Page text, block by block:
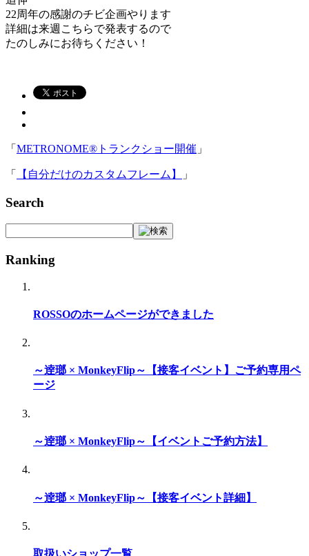
22周年の感謝のチビ企画やります
詳細は来週こちらで発表するので
たのしみにお待ちください！
「 METRONOME®トランクショー開催 」
「 【自分だけのカスタムフレーム】 」
Search
Ranking
ROSSOのホームページができました
～逹瑯 × MonkeyFlip～【接客イベント】ご予約専用ペ
ージ
～逹瑯 × MonkeyFlip～【イベントご予約方法】
～逹瑯 × MonkeyFlip～【接客イベント詳細】
取扱いショップ一覧